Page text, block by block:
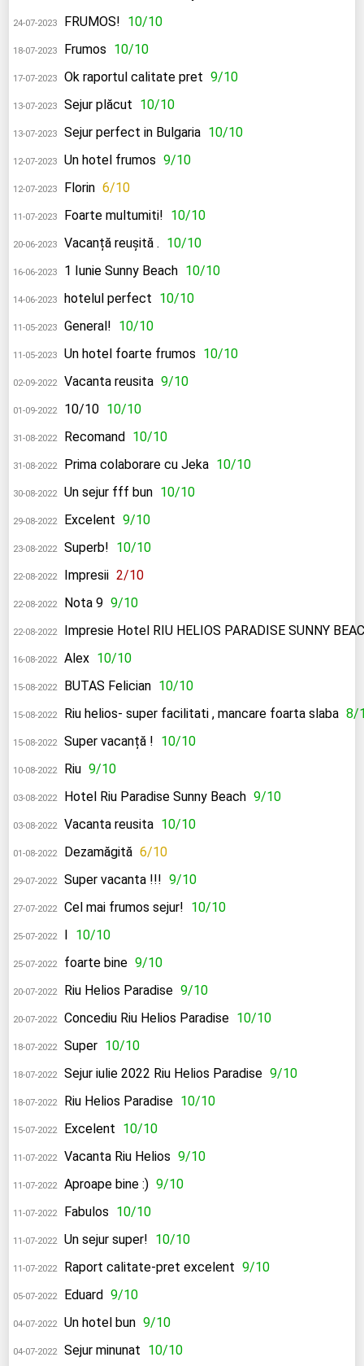
24-07-2023 FRUMOS! 10/10
18-07-2023 Frumos 10/10
17-07-2023 Ok raportul calitate pret 9/10
13-07-2023 Sejur plăcut 10/10
13-07-2023 Sejur perfect in Bulgaria 10/10
12-07-2023 Un hotel frumos 9/10
12-07-2023 Florin 6/10
11-07-2023 Foarte multumiti! 10/10
20-06-2023 Vacanță reușită . 10/10
16-06-2023 1 Iunie Sunny Beach 10/10
14-06-2023 hotelul perfect 10/10
11-05-2023 General! 10/10
11-05-2023 Un hotel foarte frumos 10/10
02-09-2022 Vacanta reusita 9/10
01-09-2022 10/10 10/10
31-08-2022 Recomand 10/10
31-08-2022 Prima colaborare cu Jeka 10/10
30-08-2022 Un sejur fff bun 10/10
29-08-2022 Excelent 9/10
23-08-2022 Superb! 10/10
22-08-2022 Impresii 2/10
22-08-2022 Nota 9 9/10
22-08-2022 Impresie Hotel RIU HELIOS PARADISE SUNNY
16-08-2022 Alex 10/10
15-08-2022 BUTAS Felician 10/10
15-08-2022 Riu helios- super facilitati , mancare foarta slaba 8/
15-08-2022 Super vacanță ! 10/10
10-08-2022 Riu 9/10
03-08-2022 Hotel Riu Paradise Sunny Beach 9/10
03-08-2022 Vacanta reusita 10/10
01-08-2022 Dezamăgită 6/10
29-07-2022 Super vacanta !!! 9/10
27-07-2022 Cel mai frumos sejur! 10/10
25-07-2022 I 10/10
25-07-2022 foarte bine 9/10
20-07-2022 Riu Helios Paradise 9/10
20-07-2022 Concediu Riu Helios Paradise 10/10
18-07-2022 Super 10/10
18-07-2022 Sejur iulie 2022 Riu Helios Paradise 9/10
18-07-2022 Riu Helios Paradise 10/10
15-07-2022 Excelent 10/10
11-07-2022 Vacanta Riu Helios 9/10
11-07-2022 Aproape bine :) 9/10
11-07-2022 Fabulos 10/10
11-07-2022 Un sejur super! 10/10
11-07-2022 Raport calitate-pret excelent 9/10
05-07-2022 Eduard 9/10
04-07-2022 Un hotel bun 9/10
04-07-2022 Sejur minunat 10/10